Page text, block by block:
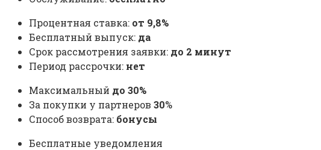
Процентная ставка: от 9,8%
Бесплатный выпуск: да
Срок рассмотрения заявки: до 2 минут
Период рассрочки: нет
Максимальный до 30%
За покупки у партнеров 30%
Способ возврата: бонусы
Бесплатные уведомления